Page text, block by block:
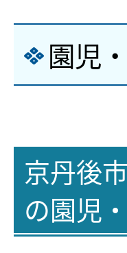
園児
京丹後
の園児